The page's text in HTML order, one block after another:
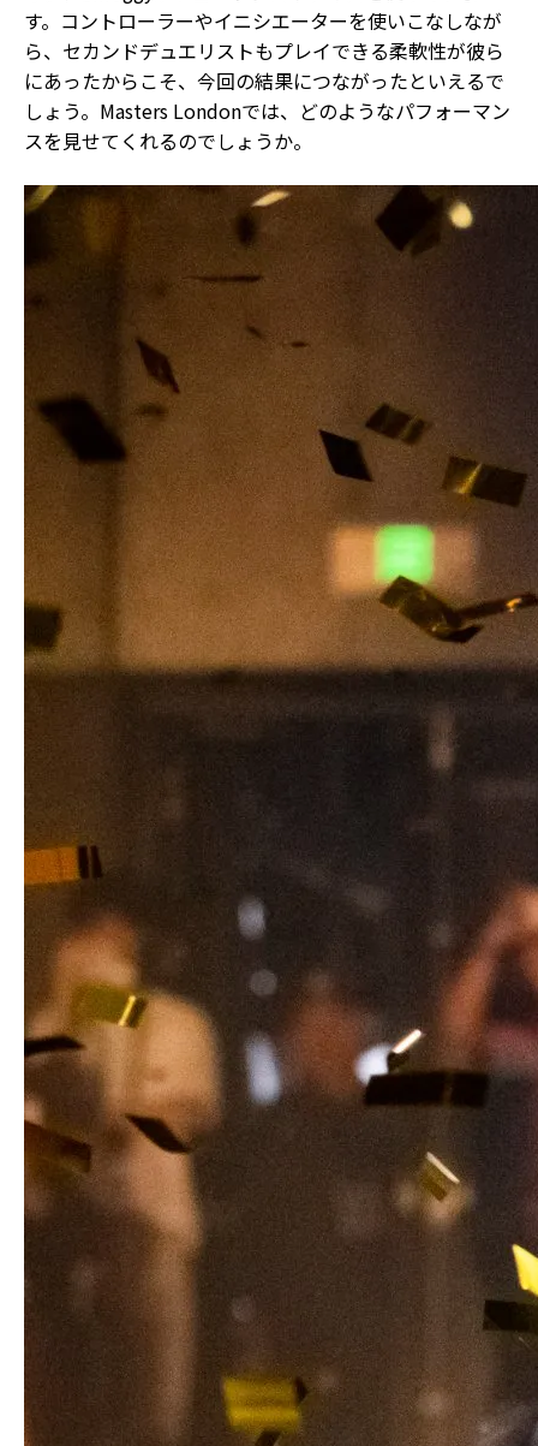
す。コントローラーやイニシエーターを使いこなしなが
ら、セカンドデュエリストもプレイできる柔軟性が彼ら
にあったからこそ、今回の結果につながったといえるで
しょう。Masters Londonでは、どのようなパフォーマン
スを見せてくれるのでしょうか。